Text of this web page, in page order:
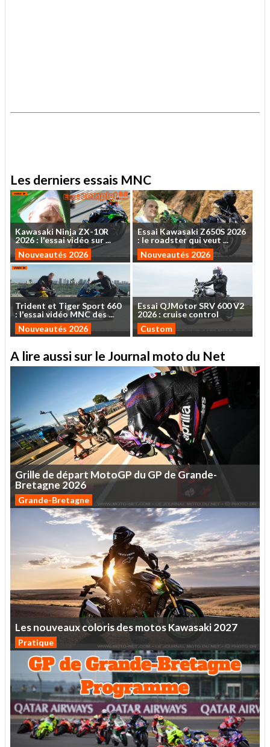
Les derniers essais MNC
Kawasaki NinjaZX-10R
2026: l'essaividéo sur...
Nouveautés 2026
Essai KawasakiZ650S 2026
: le roadsterquiveut ...
Nouveautés 2026
Trident et TigerSport 660
: l'essaividéoMNCdes...
Nouveautés 2026
EssaiQJMotorSRV 600V2
2026 : cruise control
Custom
A lire aussi sur le Journal moto du Net
Grille de départ MotoGP duGPdeGrande-
Bretagne 2026
Grande-Bretagne
LesnouveauxcolorisdesmotosKawasaki2027
Pratique